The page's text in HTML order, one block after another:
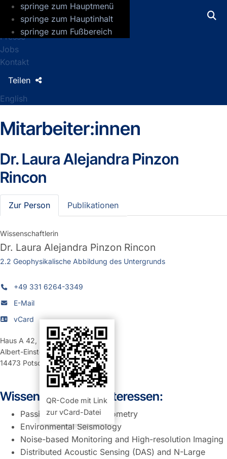
springe zum Hauptmenü
springe zum Hauptinhalt
springe zum Fußbereich
GFZ Helmholtz-Zentrum für
Presse
Jobs
Kontakt
English
Teilen
Mitarbeiter:innen
Dr.Laura Alejandra Pinzon
Rincon
Zur Person Publikationen
Wissenschaftlerin
Dr. Laura Alejandra Pinzon Rincon
2.2 Geophysikalische Abbildung des Untergrunds
+49 331 6264-3349
E-Mail
vCard
QR-Code mit Link
zur vCard-Datei
Haus A 42,
Raum 101 (Büro)
Albert-Einstein-Straße 42-46
14473 Potsdam
Wissenschaftliche Interessen:
Passive Seismic Interferometry
Environmental Seismology
Noise-based Monitoring and High-resolution Imaging
Distributed Acoustic Sensing (DAS) and N-Large